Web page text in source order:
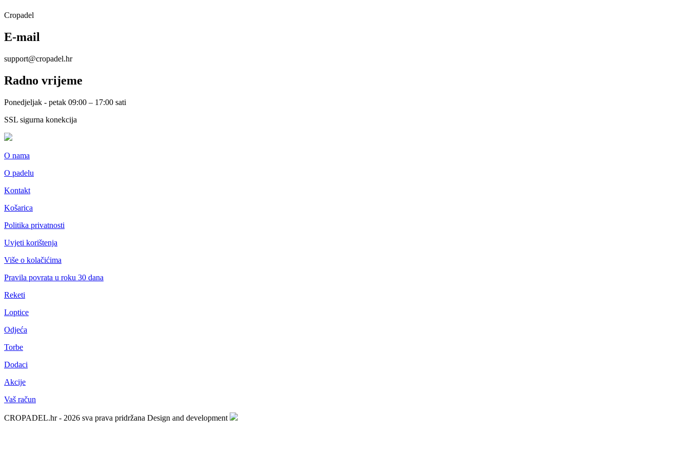
Cropadel
E-mail
support@cropadel.hr
Radno vrijeme
Ponedjeljak - petak 09:00 – 17:00 sati
SSL sigurna konekcija
O nama
O padelu
Kontakt
Košarica
Politika privatnosti
Uvjeti korištenja
Više o kolačićima
Pravila povrata u roku 30 dana
Reketi
Loptice
Odjeća
Torbe
Dodaci
Akcije
Vaš račun
CROPADEL.hr - 2026 sva prava pridržana Design and development